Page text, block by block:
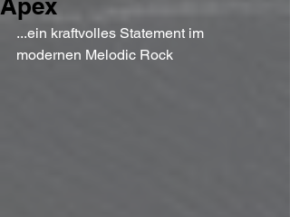
Apex
...ein kraftvolles Statement im
modernen Melodic Rock